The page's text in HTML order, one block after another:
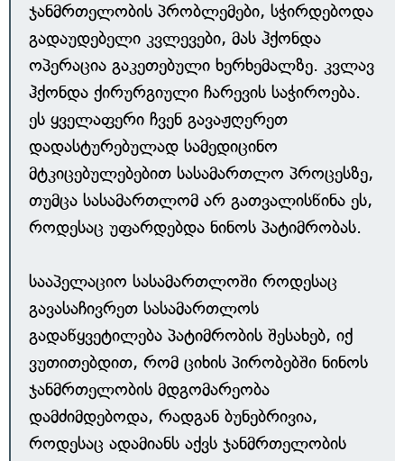
ჯანმრთელობის პრობლემები, სჭირდებოდა
გადაუდებელი კვლევები, მას ჰქონდა
ოპერაცია გაკეთებული ხერხემალზე. კვლავ
ჰქონდა ქირურგიული ჩარევის საჭიროება.
ეს ყველაფერი ჩვენ გავაჟღერეთ
დადასტურებულად სამედიცინო
მტკიცებულებებით სასამართლო პროცესზე,
თუმცა სასამართლომ არ გათვალისწინა ეს,
როდესაც უფარდებდა ნინოს პატიმრობას.
სააპელაციო სასამართლოში როდესაც
გავასაჩივრეთ სასამართლოს
გადაწყვეტილება პატიმრობის შესახებ, იქ
ვუთითებდით, რომ ციხის პირობებში ნინოს
ჯანმრთელობის მდგომარეობა
დამძიმდებოდა, რადგან ბუნებრივია,
როდესაც ადამიანს აქვს ჯანმრთელობის